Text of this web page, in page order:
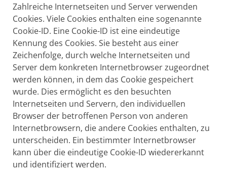
Zahlreiche Internetseiten und Server verwenden
Cookies. Viele Cookies enthalten eine sogenannte
Cookie-ID. Eine Cookie-ID ist eine eindeutige
Kennung des Cookies. Sie besteht aus einer
Zeichenfolge, durch welche Internetseiten und
Server dem konkreten Internetbrowser zugeordnet
werden können, in dem das Cookie gespeichert
wurde. Dies ermöglicht es den besuchten
Internetseiten und Servern, den individuellen
Browser der betroffenen Person von anderen
Internetbrowsern, die andere Cookies enthalten, zu
unterscheiden. Ein bestimmter Internetbrowser
kann über die eindeutige Cookie-ID wiedererkannt
und identifiziert werden.